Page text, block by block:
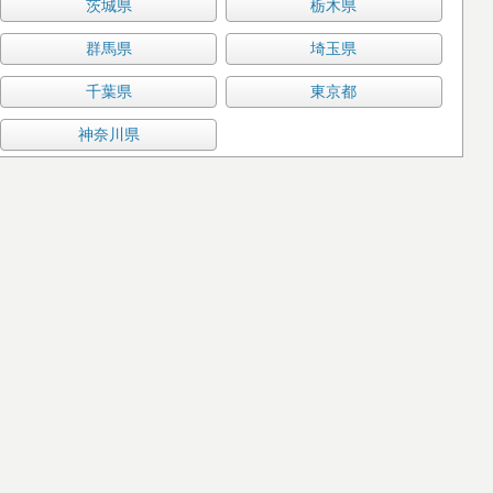
茨城県 栃木県
群馬県 埼玉県
千葉県 東京都
神奈川県